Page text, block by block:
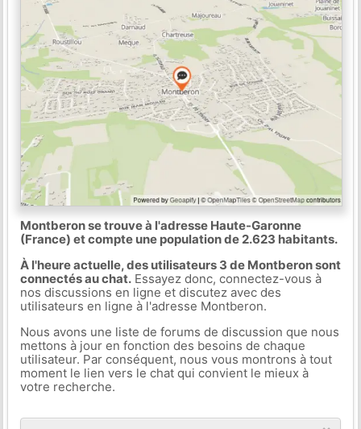
Montberon se trouve à l'adresse Haute-Garonne
(France) et compte une population de 2.623 habitants.
À l'heure actuelle, des utilisateurs 3 de Montberon sont
connectés au chat.Essayez donc, connectez-vous à
nos discussions en ligne et discutez avec des
utilisateurs en ligne à l'adresse Montberon.
Nous avons une liste de forums de discussion que nous
mettons à jour en fonction des besoins de chaque
utilisateur. Par conséquent, nous vous montrons à tout
moment le lien vers le chat qui convient le mieux à
votre recherche.